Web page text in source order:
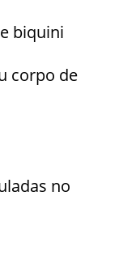
biquini
corpo de
no